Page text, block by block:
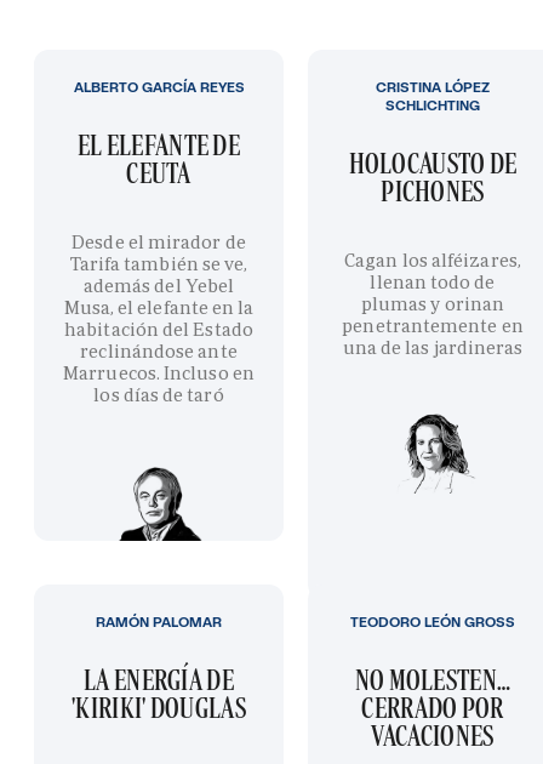
EL ELEFANTE DE
CEUTA
Desde el mirador de
Tarifa también se ve,
además del Yebel
Musa, el elefante en la
habitación del Estado
reclinándose ante
Marruecos. Incluso en
los días de taró
ALBERTO GARCÍA REYES
HOLOCAUSTO DE
PICHONES
Cagan los alféizares,
llenan todo de
plumas y orinan
penetrantemente en
una de las jardineras
CRISTINA LÓPEZ
SCHLICHTING
LA ENERGÍA DE
'KIRIKI' DOUGLAS
RAMÓN PALOMAR
NO MOLESTEN…
CERRADO POR
VACACIONES
TEODORO LEÓN GROSS